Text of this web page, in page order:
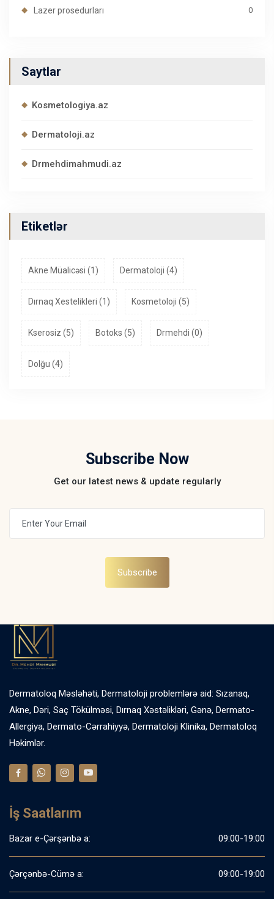
Lazer prosedurları 0
Saytlar
Kosmetologiya.az
Dermatoloji.az
Drmehdimahmudi.az
Etiketlər
Akne Müalicəsi (1) Dermatoloji (4)
Dırnaq Xestelikleri (1) Kosmetoloji (5)
Kserosiz (5) Botoks (5) Drmehdi (0)
Dolğu (4)
Subscribe Now
Get our latest news & update regularly
Subscribe
Dermatoloq Məsləhəti, Dermatoloji problemlərə aid: Sızanaq,
Akne, Dəri, Saç Tökülməsi, Dırnaq Xəstəlikləri, Gənə, Dermato-
Allergiya, Dermato-Cərrahiyyə, Dermatoloji Klinika, Dermatoloq
Həkimlər.
İş Saatlarım
Bazar e-Çərşənbə a: 09:00-19:00
Çərçənbə-Cümə a: 09:00-19:00